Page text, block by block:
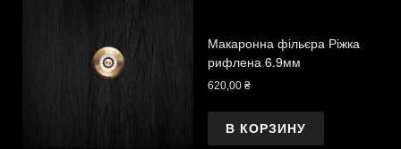
Макаронна фільєра Ріжка
рифлена 6.9мм
620,00 ₴
В КОРЗИНУ